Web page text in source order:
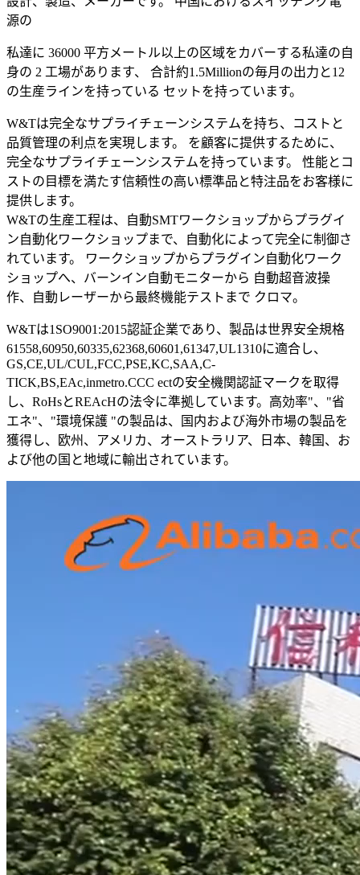
源の
私達に 36000 平方メートル以上の区域をカバーする私達の自
身の 2 工場があります、 合計約1.5Millionの毎月の出力と12
の生産ラインを持っている セットを持っています。
W&Tは完全なサプライチェーンシステムを持ち、コストと
品質管理の利点を実現します。 を顧客に提供するために、
完全なサプライチェーンシステムを持っています。 性能とコ
ストの目標を満たす信頼性の高い標準品と特注品をお客様に
提供します。
W&Tの生産工程は、自動SMTワークショップからプラグイ
ン自動化ワークショップまで、自動化によって完全に制御さ
れています。 ワークショップからプラグイン自動化ワーク
ショップへ、バーンイン自動モニターから 自動超音波操
作、自動レーザーから最終機能テストまで クロマ。
W&Tは1SO9001:2015認証企業であり、製品は世界安全規格
61558,60950,60335,62368,60601,61347,UL1310に適合し、
GS,CE,UL/CUL,FCC,PSE,KC,SAA,C-
TICK,BS,EAc,inmetro.CCC ectの安全機関認証マークを取得
し、RoHsとREAcHの法令に準拠しています。高効率"、"省
エネ"、"環境保護 "の製品は、国内および海外市場の製品を
獲得し、欧州、アメリカ、オーストラリア、日本、韓国、お
よび他の国と地域に輸出されています。